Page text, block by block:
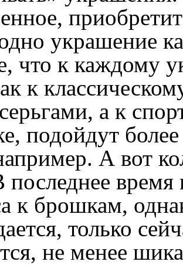
украшение
что к каждому
к
а к
подойдут
А вот
последнее время
к брошкам,
только
не менее